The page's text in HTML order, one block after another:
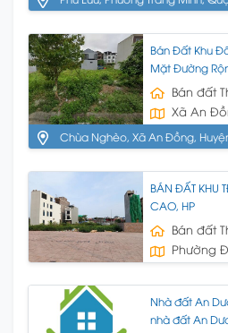
Bán Đất Khu
Mặt Đường
Bán đất
Xã An
Chùa Nghèo, Xã An Đồng,
BÁN ĐẤT KHU
CAO, HP
Bán đất
Phường
Nhà đất An
nhà đất An